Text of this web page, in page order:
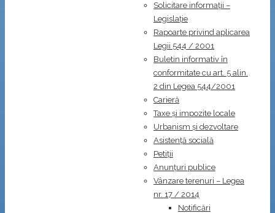
Solicitare informații –
Legislație
Rapoarte privind aplicarea
Legii 544 / 2001
Buletin informativ în
conformitate cu art. 5 alin.
2 din Legea 544/2001
Carieră
Taxe și impozite locale
Urbanism și dezvoltare
Asistență socială
Petiții
Anunțuri publice
Vânzare terenuri – Legea
nr. 17 / 2014
Notificări